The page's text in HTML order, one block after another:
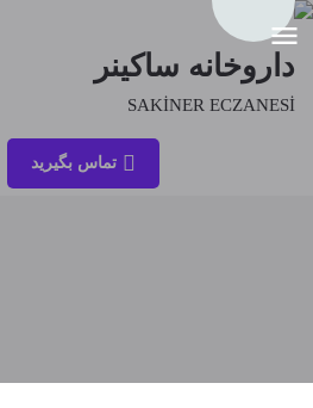
داروخانه ساکینر
SAKİNER ECZANESİ
تماس بگیرید